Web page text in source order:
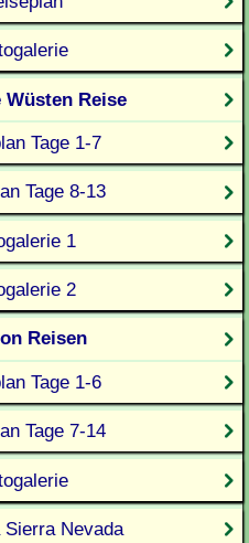
Wüsten Reise
Tage 1-7
Tage 8-13
1
2
Reisen
Tage 1-6
Tage 7-14
Nevada